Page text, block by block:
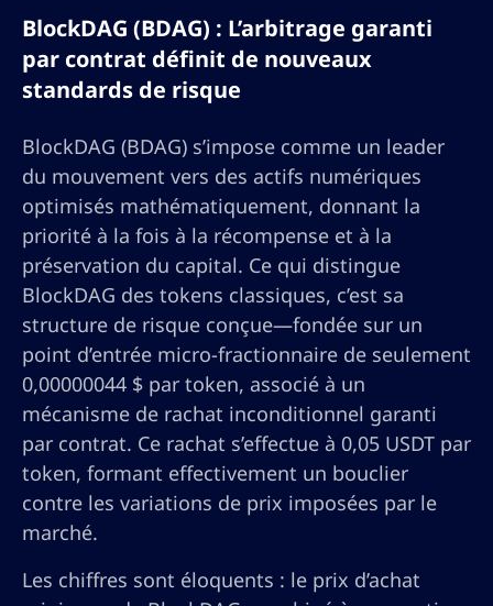
BlockDAG (BDAG) : L’arbitrage garanti
par contrat définit de nouveaux
standards de risque
BlockDAG (BDAG) s’impose comme un leader
du mouvement vers des actifs numériques
optimisés mathématiquement, donnant la
priorité à la fois à la récompense et à la
préservation du capital. Ce qui distingue
BlockDAG des tokens classiques, c’est sa
structure de risque conçue—fondée sur un
point d’entrée micro-fractionnaire de seulement
0,00000044 $ par token, associé à un
mécanisme de rachat inconditionnel garanti
par contrat. Ce rachat s’effectue à 0,05 USDT par
token, formant effectivement un bouclier
contre les variations de prix imposées par le
marché.
Les chiffres sont éloquents : le prix d’achat